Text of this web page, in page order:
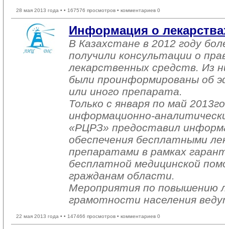
28 мая 2013 года • • 167576 просмотров • комментариев 0
Информация о
В Казахстане в 2012 году
получили консультации о
лекарственных средств. Из
были проинформированы об
или иного препарата.
Только с января по май
информационно-
«РЦРЗ» предоставил
обеспечения бесплатными
препаратами в рамках
бесплатной медицинской
гражданам области.
Мероприятия по повышению
грамотности населения
22 мая 2013 года • • 147466 просмотров • комментариев 0